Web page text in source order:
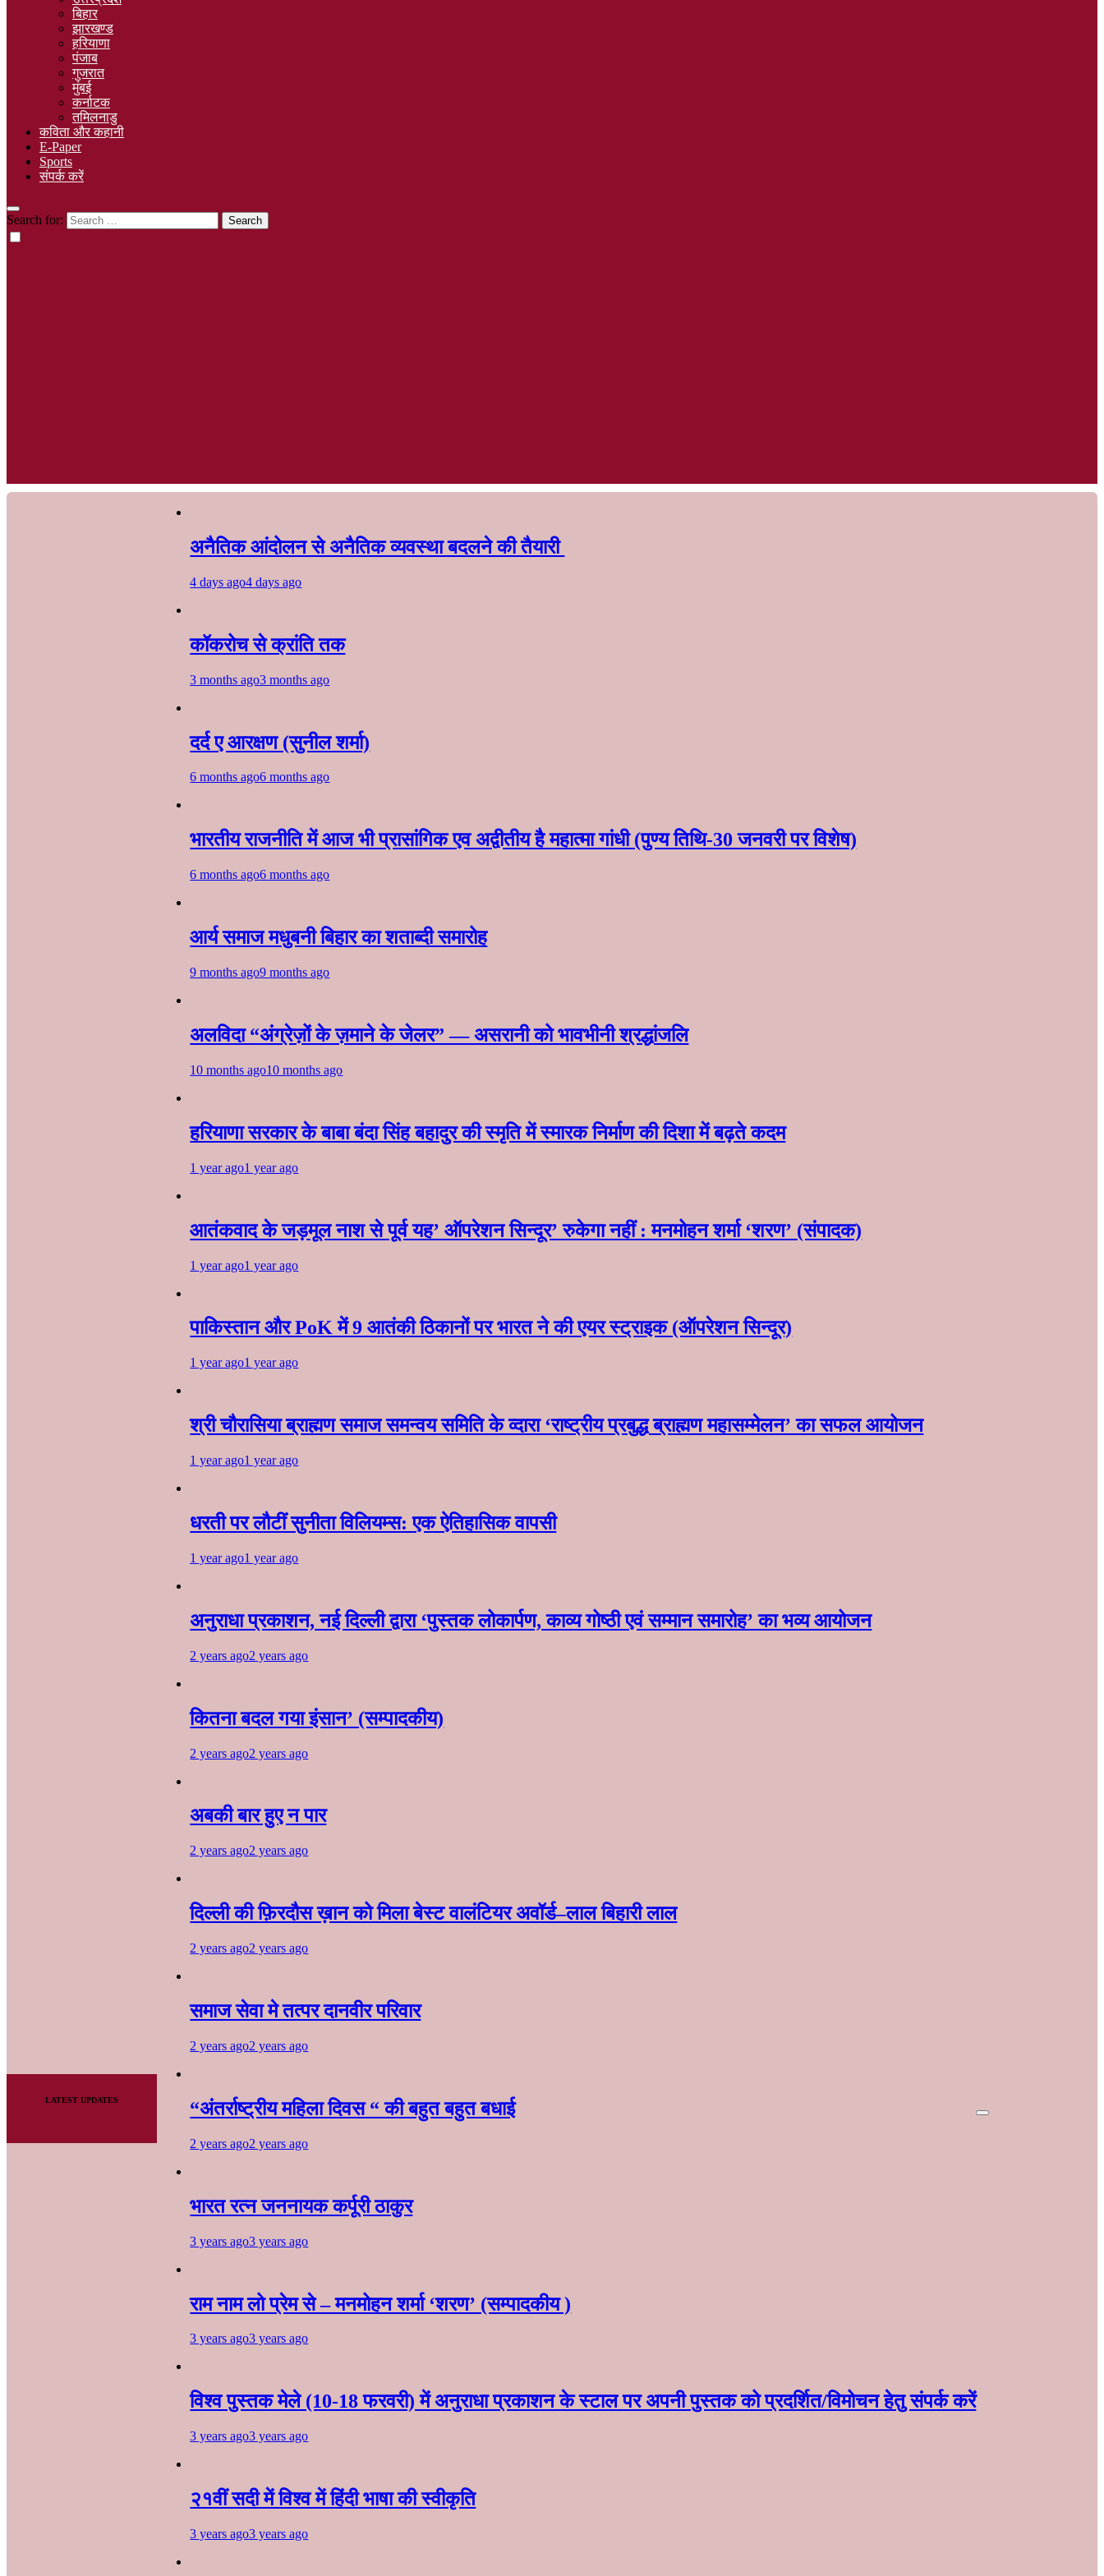
बिहार
झारखण्ड
हरियाणा
पंजाब
गुजरात
मुंबई
कर्नाटक
तमिलनाडु
कविता और कहानी
E-Paper
Sports
संपर्क करें
Search for:
LATEST UPDATES
अनैतिक आंदोलन से अनैतिक व्यवस्था बदलने की तैयारी
4 days ago4 days ago
कॉकरोच से क्रांति तक
3 months ago3 months ago
दर्द ए आरक्षण (सुनील शर्मा)
6 months ago6 months ago
भारतीय राजनीति में आज भी प्रासांगिक एव अद्वीतीय है महात्मा गांधी (पुण्य तिथि-30 जनवरी पर विशेष)
6 months ago6 months ago
आर्य समाज मधुबनी बिहार का शताब्दी समारोह
9 months ago9 months ago
अलविदा “अंग्रेज़ों के ज़माने के जेलर” — असरानी को भावभीनी श्रद्धांजलि
10 months ago10 months ago
हरियाणा सरकार के बाबा बंदा सिंह बहादुर की स्मृति में स्मारक निर्माण की दिशा में बढ़ते कदम
1 year ago1 year ago
आतंकवाद के जड़मूल नाश से पूर्व यह’ ऑपरेशन सिन्दूर’ रुकेगा नहीं : मनमोहन शर्मा ‘शरण’ (संपादक)
1 year ago1 year ago
पाकिस्तान और PoK में 9 आतंकी ठिकानों पर भारत ने की एयर स्ट्राइक (ऑपरेशन सिन्दूर)
1 year ago1 year ago
श्री चौरासिया ब्राह्मण समाज समन्वय समिति के व्दारा‌ ‘राष्ट्रीय प्रबुद्ध ब्राह्मण‌ महासम्मेलन‌’ का सफल आयोजन
1 year ago1 year ago
धरती पर लौटीं सुनीता विलियम्स: एक ऐतिहासिक वापसी
1 year ago1 year ago
अनुराधा प्रकाशन, नई दिल्ली द्वारा ‘पुस्तक लोकार्पण, काव्य गोष्ठी एवं सम्मान समारोह’ का भव्य आयोजन
2 years ago2 years ago
कितना बदल गया इंसान’ (सम्पादकीय)
2 years ago2 years ago
अबकी बार हुए न पार
2 years ago2 years ago
दिल्ली की फ़िरदौस ख़ान को मिला बेस्ट वालंटियर अवॉर्ड–लाल बिहारी लाल
2 years ago2 years ago
समाज सेवा मे तत्पर दानवीर परिवार
2 years ago2 years ago
“अंतर्राष्ट्रीय महिला दिवस “ की बहुत बहुत बधाई
2 years ago2 years ago
भारत रत्न जननायक कर्पूरी ठाकुर
3 years ago3 years ago
राम नाम लो प्रेम से – मनमोहन शर्मा ‘शरण’ (सम्पादकीय )
3 years ago3 years ago
विश्व पुस्तक मेले (10-18 फरवरी) में अनुराधा प्रकाशन के स्टाल पर अपनी पुस्तक को प्रदर्शित/विमोचन हेतु संपर्क करें
3 years ago3 years ago
२१वीं सदी में विश्व में हिंदी भाषा की स्वीकृति
3 years ago3 years ago